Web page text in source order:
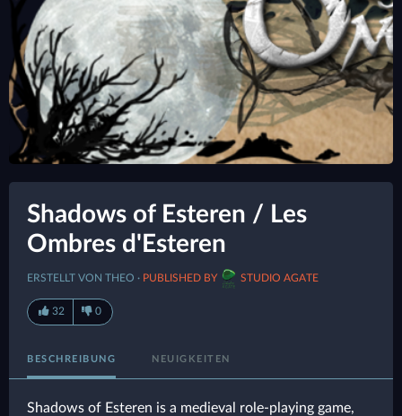
Shadows of Esteren / Les
Ombres d'Esteren
ERSTELLT VON THEO · PUBLISHED BY STUDIO AGATE
32 0
BESCHREIBUNG NEUIGKEITEN
Shadows of Esteren is a medieval role-playing game,